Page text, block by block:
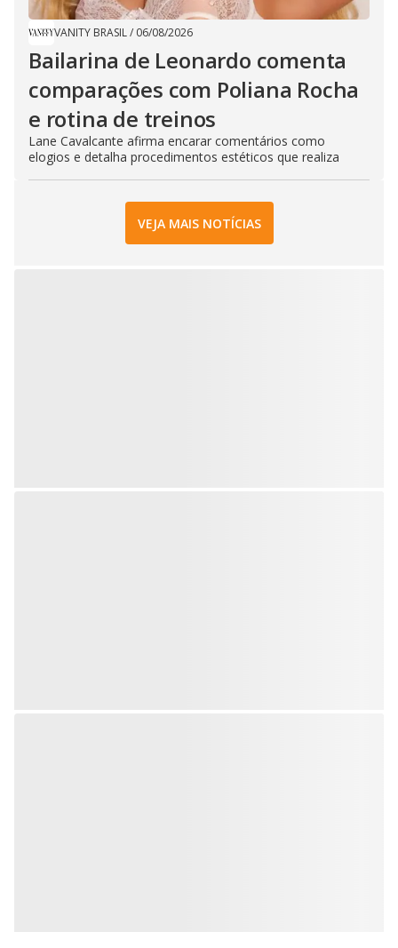
VANITY BRASIL/ 06/08/2026
Bailarina de Leonardo comenta
comparações com Poliana Rocha
e rotina de treinos
Lane Cavalcante afirma encarar comentários como
elogios e detalha procedimentos estéticos que realiza
VEJA MAIS NOTÍCIAS